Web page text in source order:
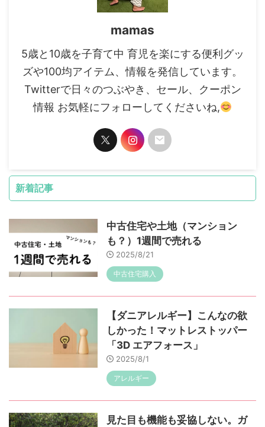
mamas
5歳と10歳を子育て中 育児を楽にする便利グッ
ズや100均アイテム、情報を発信しています。
Twitterで日々のつぶやき、セール、クーポン
情報 お気軽にフォローしてくださいね,
新着記事
中古住宅や土地（マンション
も？）1週間で売れる
2025/8/21
中古住宅購入
【ダニアレルギー】こんなの欲
しかった！マットレストッパー
「3D エアフォース」
2025/8/1
アレルギー
見た目も機能も妥協しない。ガ